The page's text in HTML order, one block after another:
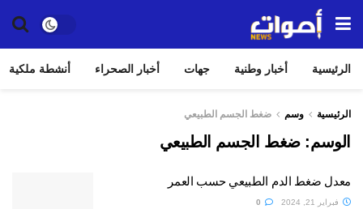
الرئيسية أخبار وطنية جهات أخبار الصحراء أنشطة ملكية
الرئيسية وسم ضغط الجسم الطبيعي
الوسم:ضغط الجسم الطبيعي
معدل ضغط الدم الطبيعي حسب العمر
فبراير 21, 2024